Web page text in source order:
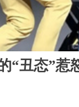
“丑态”惹